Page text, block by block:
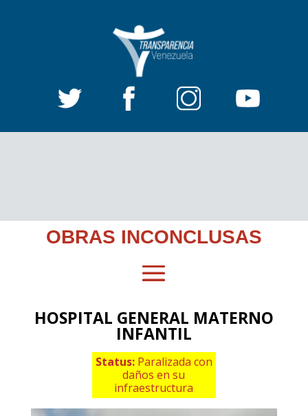
OBRAS INCONCLUSAS
HOSPITAL GENERAL MATERNO
INFANTIL
Status: Paralizada con
daños en su
infraestructura